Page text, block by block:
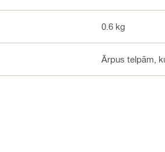
0.6 kg
Ārpus telpām,